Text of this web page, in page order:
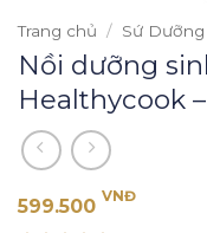
Trang chủ / Sứ Dưỡng
Nồi dưỡng
Healthycook
599.500 VNĐ